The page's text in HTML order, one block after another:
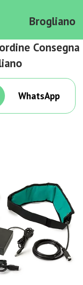
Brogliano
Consegna
WhatsApp